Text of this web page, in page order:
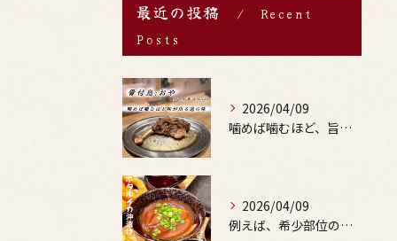
最近の投稿
Recent
Posts
2026/04/09
噛めば噛むほど、旨みがあふれる。
2026/04/09
例えば、希少部位の串を試したり、季節限定の地酒を味わったりす...